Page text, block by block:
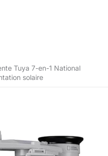
Tuya 7-en-1 National
solaire